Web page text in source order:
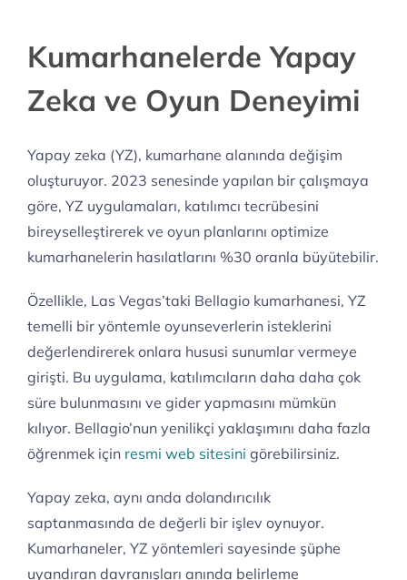
CONTACT
Kumarhanelerde Yapay
Zeka ve Oyun Deneyimi
Yapay zeka (YZ), kumarhane alanında değişim
oluşturuyor. 2023 senesinde yapılan bir çalışmaya
göre, YZ uygulamaları, katılımcı tecrübesini
bireyselleştirerek ve oyun planlarını optimize
kumarhanelerin hasılatlarını %30 oranla büyütebilir.
Özellikle, Las Vegas’taki Bellagio kumarhanesi, YZ
temelli bir yöntemle oyunseverlerin isteklerini
değerlendirerek onlara hususi sunumlar vermeye
girişti. Bu uygulama, katılımcıların daha daha çok
süre bulunmasını ve gider yapmasını mümkün
kılıyor. Bellagio’nun yenilikçi yaklaşımını daha fazla
öğrenmek için resmi web sitesini görebilirsiniz.
Yapay zeka, aynı anda dolandırıcılık
saptanmasında de değerli bir işlev oynuyor.
Kumarhaneler, YZ yöntemleri sayesinde şüphe
uyandıran davranışları anında belirleme